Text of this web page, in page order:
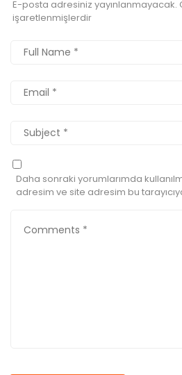
E-posta adresiniz yayınlanmayacak.
işaretlenmişlerdir
Daha sonraki yorumlarımda
adresim ve site adresim bu